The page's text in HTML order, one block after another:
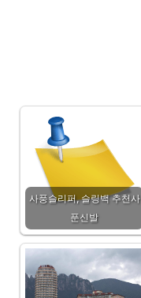
사풍슬리퍼, 슬링백 추천사
푼신발